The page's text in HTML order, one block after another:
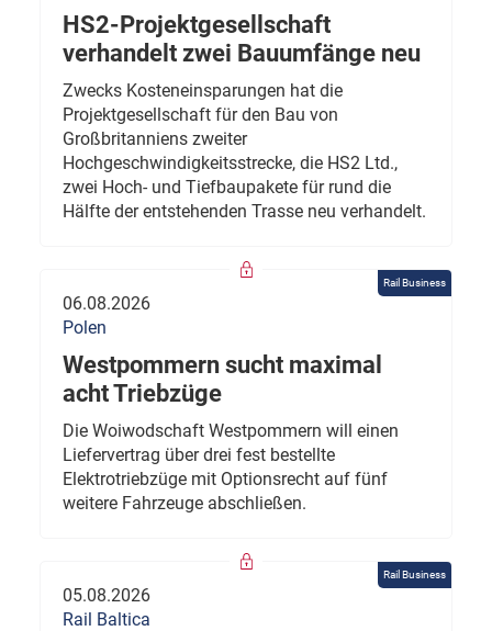
HS2-Projektgesellschaft
verhandelt zwei Bauumfänge neu
Zwecks Kosteneinsparungen hat die
Projektgesellschaft für den Bau von
Großbritanniens zweiter
Hochgeschwindigkeitsstrecke, die HS2 Ltd.,
zwei Hoch- und Tiefbaupakete für rund die
Hälfte der entstehenden Trasse neu verhandelt.
Rail Business
06.08.2026
Polen
Westpommern sucht maximal
acht Triebzüge
Die Woiwodschaft Westpommern will einen
Liefervertrag über drei fest bestellte
Elektrotriebzüge mit Optionsrecht auf fünf
weitere Fahrzeuge abschließen.
Rail Business
05.08.2026
Rail Baltica